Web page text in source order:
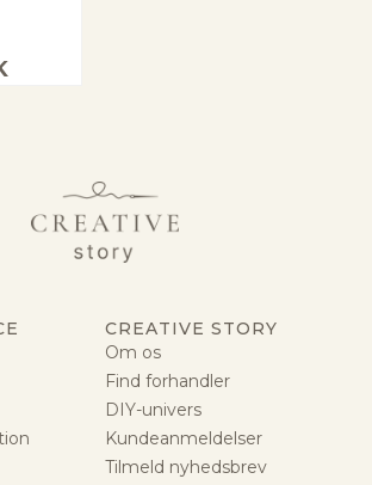
CREATIVE STORY
Om os
Find forhandler
DIY-univers
Kundeanmeldelser
Tilmeld nyhedsbrev